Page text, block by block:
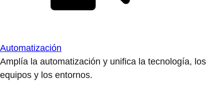
Automatización
Amplía la automatización y unifica la tecnología, los
equipos y los entornos.